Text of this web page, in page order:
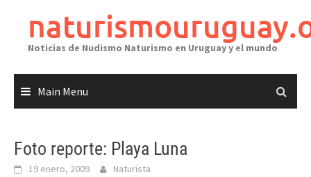
Noticias de Nudismo Naturismo en Uruguay y el mundo
Main Menu
Foto reporte: Playa Luna
19 enero, 2009 Naturista